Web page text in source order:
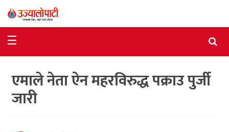
राजनीति
विशेष
आर्थिक
☰
एमाले नेता ऐन महरविरुद्ध पक्राउ पुर्जी
जारी